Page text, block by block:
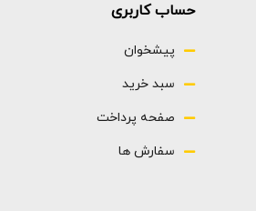
حساب کاربری
پیشخوان
سبد خرید
صفحه پرداخت
سفارش ها